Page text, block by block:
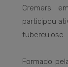
Cremers
participou
tuberculose.
Formado